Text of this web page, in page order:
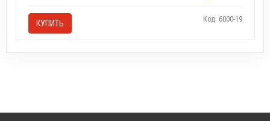
КУПИТЬ Код: 6000-19